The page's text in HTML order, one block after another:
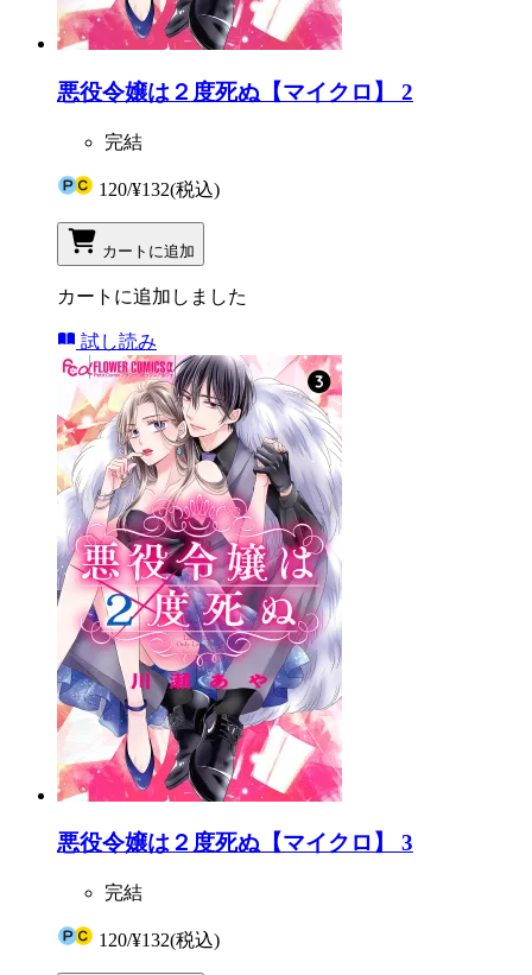
悪役令嬢は２度死ぬ【マイクロ】 2
完結
120/¥132(税込)
カートに追加
カートに追加しました
試し読み
悪役令嬢は２度死ぬ【マイクロ】 3
完結
120/¥132(税込)